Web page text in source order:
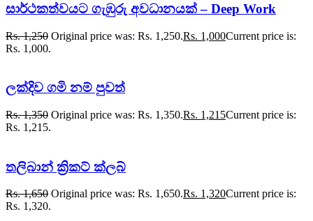
සාර්ථකත්වයට ගැඹුරු අවධානයක් – Deep Work
Rs.1,250 Original price was: Rs. 1,250.Rs. 1,000Current price is:
Rs. 1,000.
ලක්දිව ගමි නම් පුවත්
Rs.1,350 Original price was: Rs. 1,350.Rs. 1,215Current price is:
Rs. 1,215.
තලිබාන් ක්‍රිකට් ක්ලබ්
Rs.1,650 Original price was: Rs. 1,650.Rs. 1,320Current price is:
Rs. 1,320.